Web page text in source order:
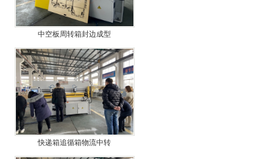
中空板周转箱封边成型
快递箱追循箱物流中转